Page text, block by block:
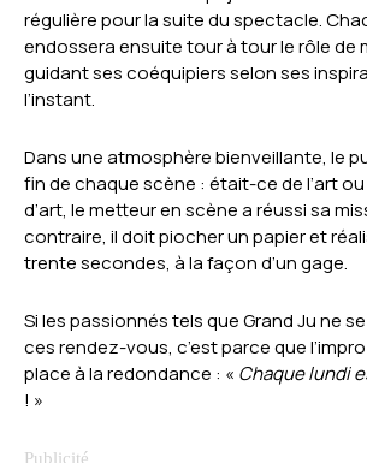
régulière pour la suite du spectacle.
endossera ensuite tour à tour le rôle de
guidant ses coéquipiers selon ses
l’instant.
Dans une atmosphère bienveillante, le
fin de chaque scène : était-ce de l’art ou
d’art, le metteur en scène a réussi sa
contraire, il doit piocher un papier et
trente secondes, à la façon d’un gage.
Si les passionnés tels que Grand Ju ne
ces rendez-vous, c’est parce que
place à la redondance : « Chaque lundi
! »